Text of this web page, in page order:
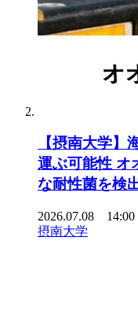
【摂南大学】
運ぶ可能性 オ
な耐性菌を検
2026.07.08 14:00
摂南大学